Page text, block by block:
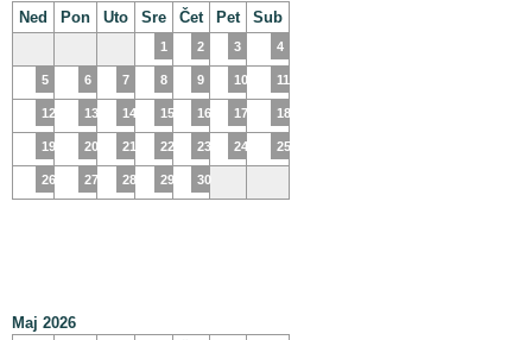
Ned
Pon Uto Sre Čet Pet Sub
1 2 3 4
5 6 7 8 9 10 11
12 13 14 15 16 17 18
19 20 21 22 23 24 25
26 27 28 29 30
Maj 2026